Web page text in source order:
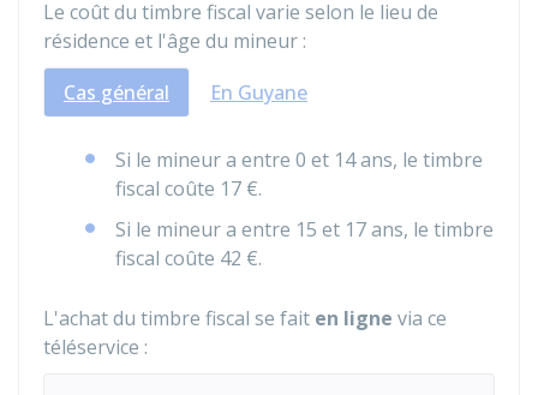
Le coût du timbre fiscal varie selon le lieu de
résidence et l'âge du mineur :
Cas général
En Guyane
Si le mineur a entre 0 et 14 ans, le timbre
fiscal coûte 17 €.
Si le mineur a entre 15 et 17 ans, le timbre
fiscal coûte 42 €.
L'achat du timbre fiscal se fait en ligne via ce
téléservice :